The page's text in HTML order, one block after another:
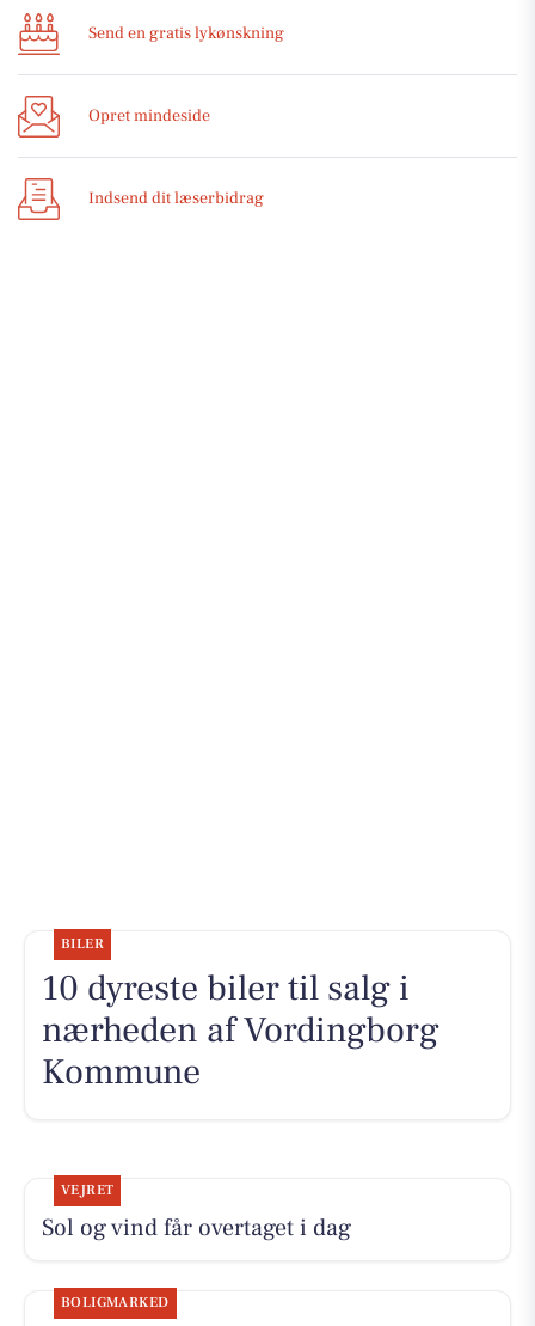
Send en gratis lykønskning
Opret mindeside
Indsend dit læserbidrag
BILER
10 dyreste biler til salg i
nærheden af Vordingborg
Kommune
VEJRET
Sol og vind får overtaget i dag
BOLIGMARKED